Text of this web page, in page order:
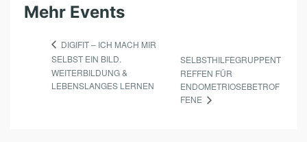
Mehr Events
DIGIFIT – ICH MACH MIR
SELBST EIN BILD.
WEITERBILDUNG &
LEBENSLANGES LERNEN
SELBSTHILFEGRUPPENT
REFFEN FÜR
ENDOMETRIOSEBETROF
FENE